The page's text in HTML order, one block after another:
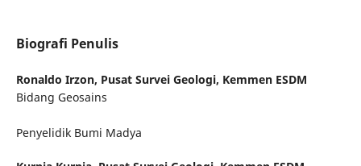
Biografi Penulis
Ronaldo Irzon, Pusat Survei Geologi, Kemmen ESDM
Bidang Geosains
Penyelidik Bumi Madya